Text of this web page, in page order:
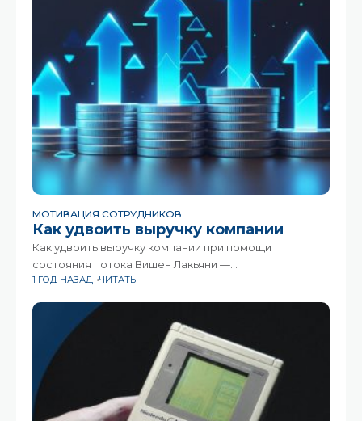
МОТИВАЦИЯ СОТРУДНИКОВ
Как удвоить выручку компании
Как удвоить выручку компании при помощи
состояния потока Вишен Лакьяни —
предприниматель, инноватор, инвестор, основатель
в образовании. Вишен разделяет идею о том, что
инвестиции в счастье сотрудников окупаются
сторицей, и делится
1 ГОД НАЗАД ЧИТАТЬ